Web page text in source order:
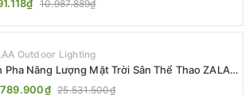
10.987.889₫
Outdoor Lighting
Pha Năng Lượng Mặt Trời Sân Thể Thao ZALAA
Nước IP65 Cao Cấp
25.531.500₫